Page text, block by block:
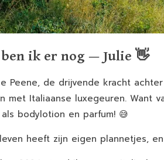
ben ik er nog — Julie 👋
Peene, de drijvende kracht
met Italiaanse luxegeuren.
bodylotion en parfum! 😅
heeft zijn eigen plannetjes,